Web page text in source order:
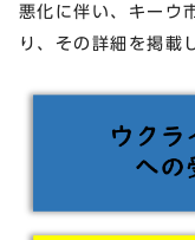
悪化に伴い、キーウ
り、その詳細を掲載